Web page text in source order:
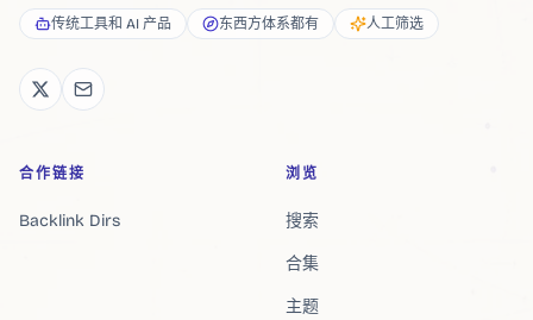
传统工具和 AI 产品 东西方体系都有 人工筛选
合作链接
Backlink Dirs
浏览
搜索
合集
主题